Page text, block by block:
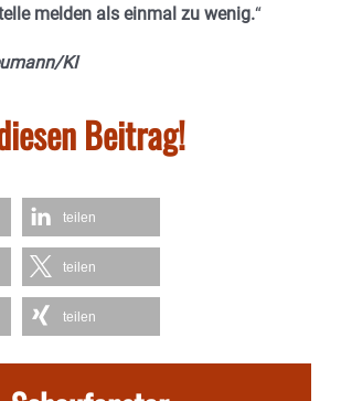
melden als einmal zu wenig.“
KI
Beitrag!
teilen
teilen
teilen